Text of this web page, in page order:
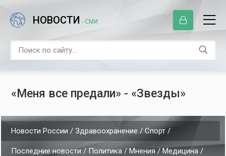
НОВОСТИ - СМИ
«Меня все предали» - «Звезды»
Новости России / Здравоохранение / Спорт /
Последние новости / Политика / Мнения / Медицина /